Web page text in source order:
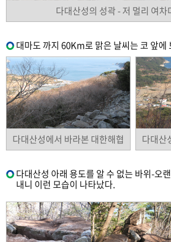
다대산성의 성곽 - 저 멀리 여
대마도 까지 60Km로 맑은 날씨는 코 앞에
다대산성에서 바라본 대한해협 다대산
다대산성 아래 용도를 알 수 없는 바위-오
내니 이런 모습이 나타났다.